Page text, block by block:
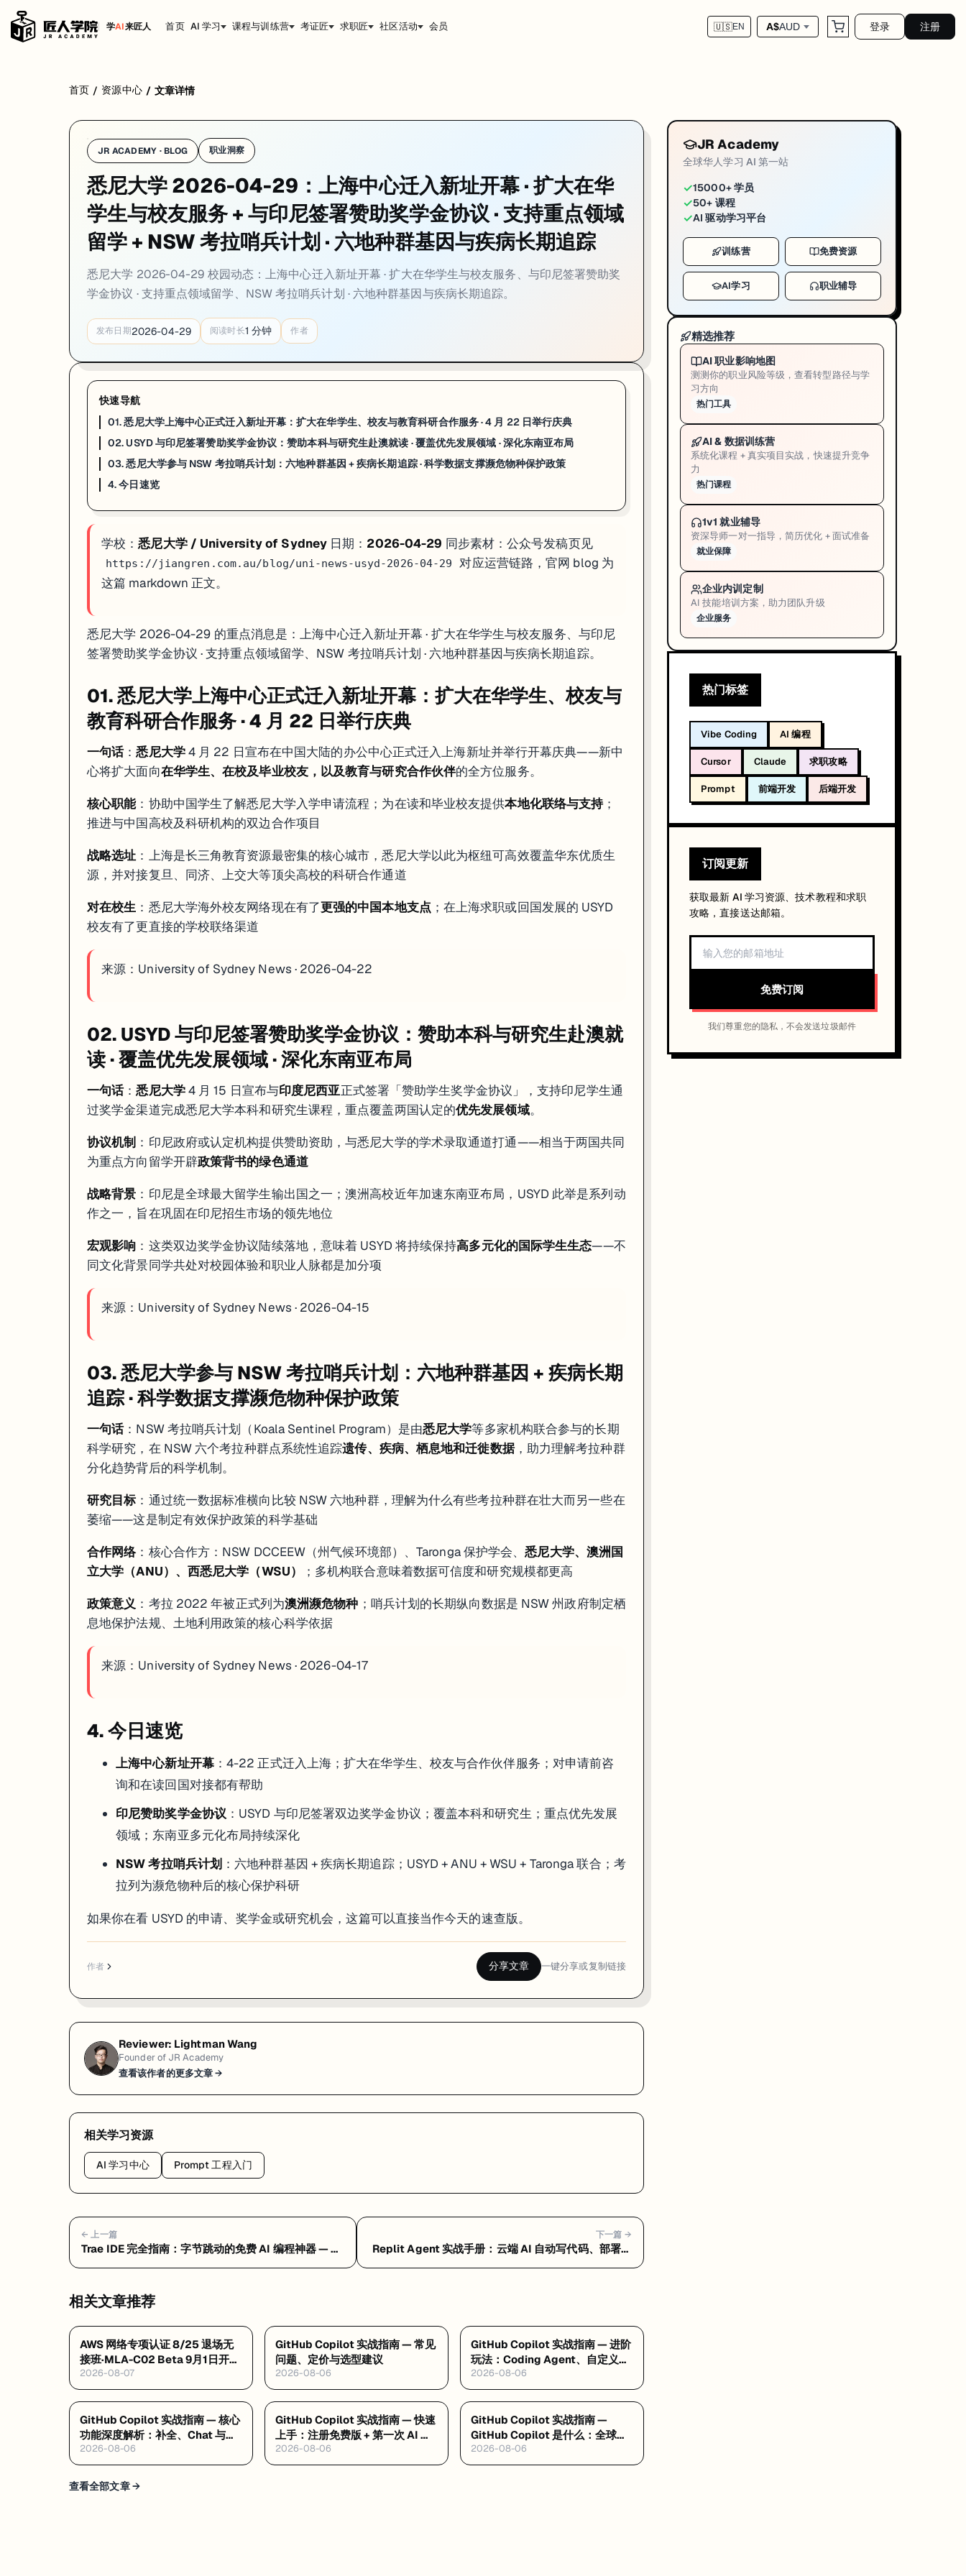
学AI来匠人 首页 AI 学习 课程与训练营 考证匠 求职匠 社区活动 会员 🇺🇸EN A$AUD 登录 注册
悉尼大学 2026-04-29 的重点消息是：上海中心迁入新址开幕 · 扩大在华学生与校友服务、与印尼签署赞助奖学金协议 · 支持重点领域留学、NSW 考拉哨兵计划 · 六地种群基因与疾病长期追踪。
01. 悉尼大学上海中心正式迁入新址开幕：扩大在华学生、校友与教育科研合作服务 · 4 月 22 日举行庆典
4 月 22 日宣布在中国大陆的办公中心正式迁入上海新址并举行开幕庆典——新中心将扩大面向 在华学生、在校及毕业校友，以及教育与研究合作伙伴的全方位服务。
：协助中国学生了解悉尼大学入学申请流程；为在读和毕业校友提供本地化联络与支持 ；推进与中国高校及科研机构的双边合作项目
：上海是长三角教育资源最密集的核心城市，悉尼大学以此为枢纽可高效覆盖华东优质生源，并对接复旦、同济、上交大等顶尖高校的科研合作通道
：悉尼大学海外校友网络现在有了更强的中国本地支点；在上海求职或回国发展的 USYD 校友有了更直接的学校联络渠道
02. USYD 与印尼签署赞助奖学金协议：赞助本科与研究生赴澳就读 · 覆盖优先发展领域 · 深化东南亚布局
4 月 15 日宣布与印度尼西亚 正式签署「赞助学生奖学金协议」，支持印尼学生通过奖学金渠道完成悉尼大学本科和研究生课程，重点覆盖两国认定的
：印尼政府或认定机构提供赞助资助，与悉尼大学的学术录取通道打通——相当于两国共同为重点方向留学开辟
：印尼是全球最大留学生输出国之一；澳洲高校近年加速东南亚布局，USYD 此举是系列动作之一，旨在巩固在印尼招生市场的领先地位
：这类双边奖学金协议陆续落地，意味着 USYD 将持续保持
University of Sydney News · 2026-04-15
03. 悉尼大学参与 NSW 考拉哨兵计划：六地种群基因 + 疾病长期追踪 · 科学数据支撑濒危物种保护政策
：NSW 考拉哨兵计划（Koala Sentinel Program）是由 遗传、疾病、栖息地和迁徙数据
：通过统一数据标准横向比较 NSW 六地种群，理解为什么有些考拉种群在壮大而另一些在萎缩——这是制定有效保护政策的科学基础
：核心合作方：NSW DCCEEW（州气候环境部）、Taronga 保护学会、 悉尼大学、澳洲国立大学（ANU）、西悉尼大学（WSU）
；多机构联合意味着数据可信度和研究规模都更高
：考拉 2022 年被正式列为 澳洲濒危物种；哨兵计划的长期纵向数据是 NSW 州政府制定栖息地保护法规、土地利用政策的核心科学依据
University of Sydney News · 2026-04-17
上海中心新址开幕：4-22 正式迁入上海；扩大在华学生、校友与合作伙伴服务；对申请前咨询和在读回国对接都有帮助
如果你在看 USYD 的申请、奖学金或研究机会，这篇可以直接当作今天的速查版。
首页 / 资源中心 / 文章详情
JR ACADEMY · BLOG 职业洞察
悉尼大学 2026-04-29：上海中心迁入新址开幕 · 扩大在华
学生与校友服务 + 与印尼签署赞助奖学金协议 · 支持重点领域
留学 + NSW 考拉哨兵计划 · 六地种群基因与疾病长期追踪
悉尼大学 2026-04-29 校园动态：上海中心迁入新址开幕 · 扩大在华学生与校友服务、与印尼签署赞助奖
学金协议 · 支持重点领域留学、NSW 考拉哨兵计划 · 六地种群基因与疾病长期追踪。
发布日期2026-04-29 阅读时长1 分钟 作者
快速导航
01. 悉尼大学上海中心正式迁入新址开幕：扩大在华学生、校友与教育科研合作服务 · 4 月 22 日举行庆典
02. USYD 与印尼签署赞助奖学金协议：赞助本科与研究生赴澳就读 · 覆盖优先发展领域 · 深化东南亚布局
03. 悉尼大学参与 NSW 考拉哨兵计划：六地种群基因 + 疾病长期追踪 · 科学数据支撑濒危物种保护政策
4. 今日速览
学校：悉尼大学 / University of Sydney 日期： 2026-04-29 同步素材：公众号发稿页见
https://jiangren.com.au/blog/uni-news-usyd-2026-04-29
对应运营链路，官网 blog 为
这篇 markdown 正文。
悉尼大学 2026-04-29 的重点消息是：上海中心迁入新址开幕 · 扩大在华学生与校友服务、与印尼
签署赞助奖学金协议 · 支持重点领域留学、NSW 考拉哨兵计划 · 六地种群基因与疾病长期追踪。
01. 悉尼大学上海中心正式迁入新址开幕：扩大在华学生、校友与
教育科研合作服务 · 4 月 22 日举行庆典
一句话：悉尼大学4 月 22 日宣布在中国大陆的办公中心正式迁入上海新址并举行开幕庆典——新中
心将扩大面向在华学生、在校及毕业校友，以及教育与研究合作伙伴的全方位服务。
核心职能：协助中国学生了解悉尼大学入学申请流程；为在读和毕业校友提供本地化联络与支持；
推进与中国高校及科研机构的双边合作项目
战略选址 ：上海是长三角教育资源最密集的核心城市，悉尼大学以此为枢纽可高效覆盖华东优质生
源，并对接复旦、同济、上交大等顶尖高校的科研合作通道
对在校生 ：悉尼大学海外校友网络现在有了更强的中国本地支点 ；在上海求职或回国发展的 USYD
校友有了更直接的学校联络渠道
来源： University of Sydney News · 2026-04-22
02. USYD 与印尼签署赞助奖学金协议：赞助本科与研究生赴澳就
读 · 覆盖优先发展领域 · 深化东南亚布局
一句话：悉尼大学4 月 15 日宣布与印度尼西亚正式签署「赞助学生奖学金协议」，支持印尼学生通
过奖学金渠道完成悉尼大学本科和研究生课程，重点覆盖两国认定的优先发展领域。
协议机制 ：印尼政府或认定机构提供赞助资助，与悉尼大学的学术录取通道打通——相当于两国共同
为重点方向留学开辟政策背书的绿色通道
战略背景 ：印尼是全球最大留学生输出国之一；澳洲高校近年加速东南亚布局，USYD 此举是系列动
作之一，旨在巩固在印尼招生市场的领先地位
宏观影响 ：这类双边奖学金协议陆续落地，意味着 USYD 将持续保持高多元化的国际学生生态——不
同文化背景同学共处对校园体验和职业人脉都是加分项
来源： University of Sydney News · 2026-04-15
03. 悉尼大学参与 NSW 考拉哨兵计划：六地种群基因 + 疾病长期
追踪 · 科学数据支撑濒危物种保护政策
一句话：NSW 考拉哨兵计划（Koala Sentinel Program）是由悉尼大学等多家机构联合参与的长期
科学研究，在 NSW 六个考拉种群点系统性追踪遗传、疾病、栖息地和迁徙数据，助力理解考拉种群
分化趋势背后的科学机制。
研究目标：通过统一数据标准横向比较 NSW 六地种群，理解为什么有些考拉种群在壮大而另一些在
萎缩——这是制定有效保护政策的科学基础
合作网络：核心合作方：NSW DCCEEW（州气候环境部）、Taronga 保护学会、悉尼大学、澳洲国
立大学（ANU）、西悉尼大学（WSU）
；多机构联合意味着数据可信度和研究规模都更高
政策意义 ：考拉 2022 年被正式列为澳洲濒危物种 ；哨兵计划的长期纵向数据是 NSW 州政府制定栖
息地保护法规、土地利用政策的核心科学依据
来源： University of Sydney News · 2026-04-17
4. 今日速览
上海中心新址开幕：4-22 正式迁入上海；扩大在华学生、校友与合作伙伴服务；对申请前咨
询和在读回国对接都有帮助
印尼赞助奖学金协议 ：USYD 与印尼签署双边奖学金协议；覆盖本科和研究生；重点优先发展
领域；东南亚多元化布局持续深化
NSW 考拉哨兵计划 ：六地种群基因 + 疾病长期追踪；USYD + ANU + WSU + Taronga 联合；考
拉列为濒危物种后的核心保护科研
如果你在看 USYD 的申请、奖学金或研究机会，这篇可以直接当作今天的速查版。
作者 分享文章 一键分享或复制链接
Reviewer: Lightman Wang
Founder of JR Academy
查看该作者的更多文章 →
相关学习资源
AI 学习中心 Prompt 工程入门
← 上一篇
Trae IDE 完全指南：字节跳动的免费 AI 编程神器 — 常
下一篇 →
Replit Agent 实战手册：云端 AI 自动写代码、部署一
相关文章推荐
AWS 网络专项认证 8/25 退场无
接班·MLA-C02 Beta 9月1日开报
$75·GAIL 零基础 $99 稀缺证
2026-08-07
GitHub Copilot 实战指南 — 常见
问题、定价与选型建议
2026-08-06
GitHub Copilot 实战指南 — 进阶
玩法：Coding Agent、自定义指
令与 MCP
2026-08-06
GitHub Copilot 实战指南 — 核心
功能深度解析：补全、Chat 与
Agent Mode
2026-08-06
GitHub Copilot 实战指南 — 快速
上手：注册免费版 + 第一次 AI 编
程
2026-08-06
GitHub Copilot 实战指南 —
GitHub Copilot 是什么：全球最
大的 AI 编程助手
2026-08-06
查看全部文章 →
JR Academy
全球华人学习 AI 第一站
✓15000+ 学员
✓50+ 课程
✓AI 驱动学习平台
训练营 免费资源
AI学习 职业辅导
精选推荐
AI 职业影响地图
测测你的职业风险等级，查看转型路径与学
习方向
热门工具
AI & 数据训练营
系统化课程 + 真实项目实战，快速提升竞争
力
热门课程
1v1 就业辅导
资深导师一对一指导，简历优化 + 面试准备
就业保障
企业内训定制
AI 技能培训方案，助力团队升级
企业服务
热门标签
Vibe Coding AI 编程
Cursor Claude 求职攻略
Prompt 前端开发 后端开发
订阅更新
获取最新 AI 学习资源、技术教程和求职
攻略，直接送达邮箱。
免费订阅
我们尊重您的隐私，不会发送垃圾邮件